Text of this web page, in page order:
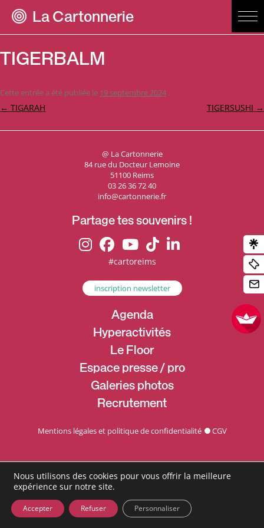
La Cartonnerie
TIGERBALM
Cette entrée a été publiée le 19 septembre 2024 .
Navigation
← TIGARAH TIGERSUSHI →
@ La Cartonnerie
84 rue du Docteur Lemoine
51100 Reims
03 26 36 72 40
info@cartonnerie.fr
Partage tes souvenirs !
#cartoreims
inscription newsletter
Agenda
Hyperactivités
Le Floor
Espace presse / pro
Galeries photos
Recrutement
Mentions légales et politique de confidentialité CGV
Nous utilisons des cookies pour vous offrir la meilleure
expérience sur notre site.
Accepter Refuser Personnaliser